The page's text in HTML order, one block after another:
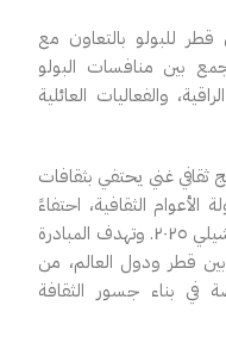
قطر للبولو بالتعاون مع
بين منافسات البولو
والفعاليات العائلية
ثقافي غني يحتفي بثقافات
الثقافية، احتفاءً
بمبادرة العام الثقافي قطر – الأرجنتين وشيلي ٢٠٢٥. وتهدف المبادرة
بين قطر ودول العالم، من
في بناء جسور الثقافة